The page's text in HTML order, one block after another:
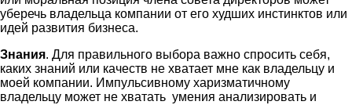
уберечь владельца компании от его худших инстинктов или
идей развития бизнеса.
Знания. Для правильного выбора важно спросить себя,
каких знаний или качеств не хватает мне как владельцу и
моей компании. Импульсивному харизматичному
владельцу может не хватать умения анализировать и